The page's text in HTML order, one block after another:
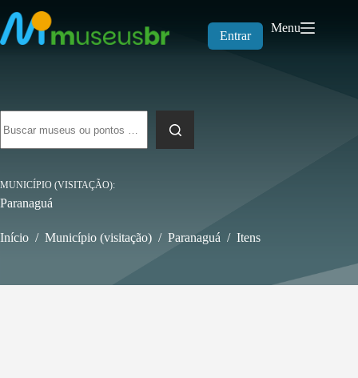
para
o
conteúdo
Entrar
Menu
resultados
MUNICÍPIO (VISITAÇÃO)
Paranaguá
Início / Município (visitação) / Paranaguá / Itens